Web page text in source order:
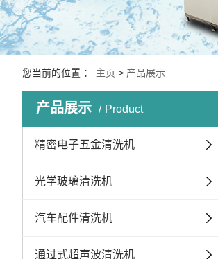
您当前的位置 ： 主页 > 产品展示
产品展示 Product
精密电子五金清洗机
光学玻璃清洗机
汽车配件清洗机
通过式超声波清洗机